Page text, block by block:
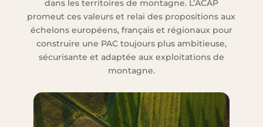
dans les territoires de montagne. L’ACAP
promeut ces valeurs et relai des propositions aux
échelons européens, français et régionaux pour
construire une PAC toujours plus ambitieuse,
sécurisante et adaptée aux exploitations de
montagne.